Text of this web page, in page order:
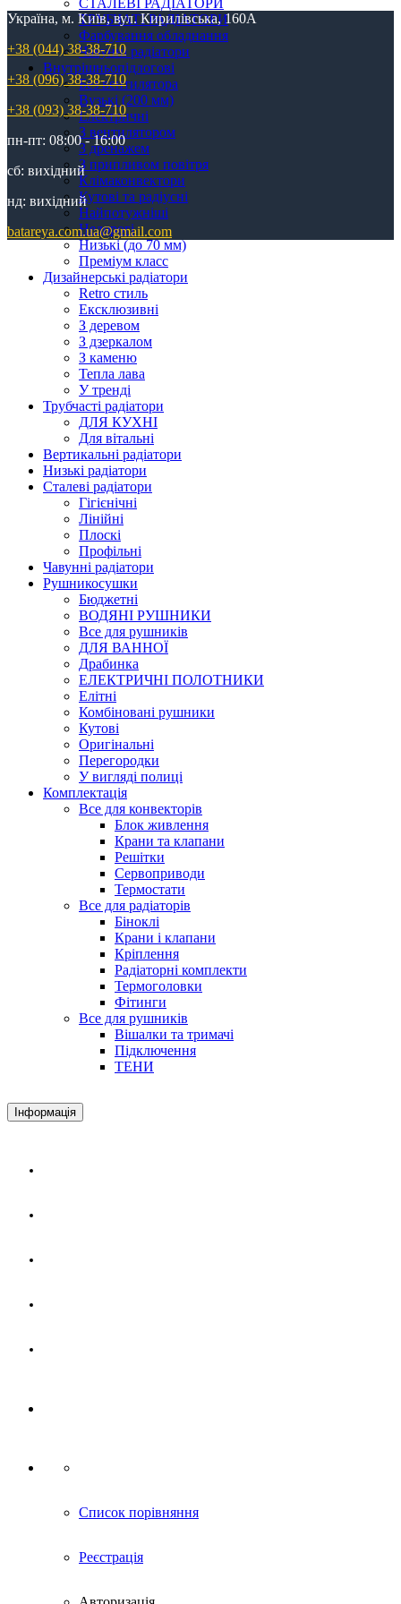
ТРУБЧАТІ РАДІАТОРИ
Фарбування обладнання
Чавунні радіатори
Внутрішньопідлогові
Без вентилятора
Вузькі (200 мм)
Електричні
З вентилятором
З дренажем
З припливом повітря
Клімаконвектори
Кутові та радіусні
Найпотужніші
Недорогі
Низькі (до 70 мм)
Преміум класс
Дизайнерські радіатори
Retro стиль
Ексклюзивні
З деревом
З дзеркалом
З каменю
Тепла лава
У тренді
Трубчасті радіатори
ДЛЯ КУХНІ
Для вітальні
Вертикальні радіатори
Низькі радіатори
Сталеві радіатори
Гігієнічні
Лінійні
Плоскі
Профільні
Чавунні радіатори
Рушникосушки
Бюджетні
ВОДЯНІ РУШНИКИ
Все для рушників
ДЛЯ ВАННОЇ
Драбинка
ЕЛЕКТРИЧНІ ПОЛОТНИКИ
Елітні
Комбіновані рушники
Кутові
Оригінальні
Перегородки
У вигляді полиці
Комплектація
Все для конвекторів
Блок живлення
Крани та клапани
Решітки
Сервоприводи
Термостати
Все для радіаторів
Біноклі
Крани і клапани
Кріплення
Радіаторні комплекти
Термоголовки
Фітинги
Все для рушників
Вішалки та тримачі
Підключення
ТЕНИ
Інформація
Список порівняння
Реєстрація
Україна, м. Київ, вул. Кирилівська, 160А
+38 (044) 38-38-710
+38 (096) 38-38-710
+38 (093) 38-38-710
пн-пт: 08:00 - 16:00
сб: вихідний
нд: вихідний
batareya.com.ua@gmail.com